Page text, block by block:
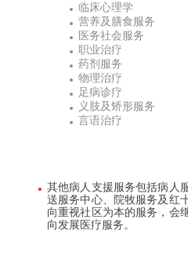
临床心理学
营养及膳食服务
医务社会服务
职业治疗
药剂服务
物理治疗
足病诊疗
义肢及矫形服务
言语治疗
其他病人支援服务包括病人
送服务中心、院牧服务及红
向重视社区为本的服务，会
向发展医疗服务。